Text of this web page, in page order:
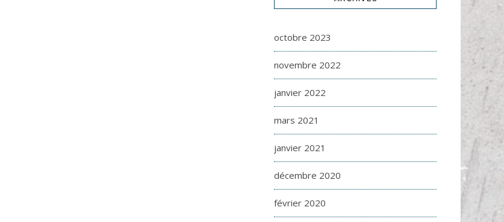
octobre 2023
novembre 2022
janvier 2022
mars 2021
janvier 2021
décembre 2020
février 2020